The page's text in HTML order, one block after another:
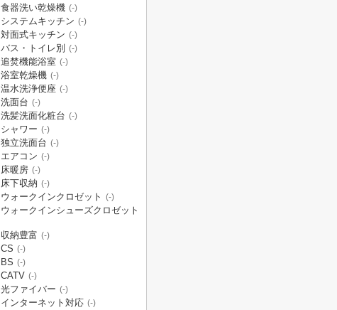
食器洗い乾燥機 (-)
システムキッチン (-)
対面式キッチン (-)
バス・トイレ別 (-)
追焚機能浴室 (-)
浴室乾燥機 (-)
温水洗浄便座 (-)
洗面台 (-)
洗髪洗面化粧台 (-)
シャワー (-)
独立洗面台 (-)
エアコン (-)
床暖房 (-)
床下収納 (-)
ウォークインクロゼット (-)
ウォークインシューズクロゼット
収納豊富 (-)
CS (-)
BS (-)
CATV (-)
光ファイバー (-)
インターネット対応 (-)